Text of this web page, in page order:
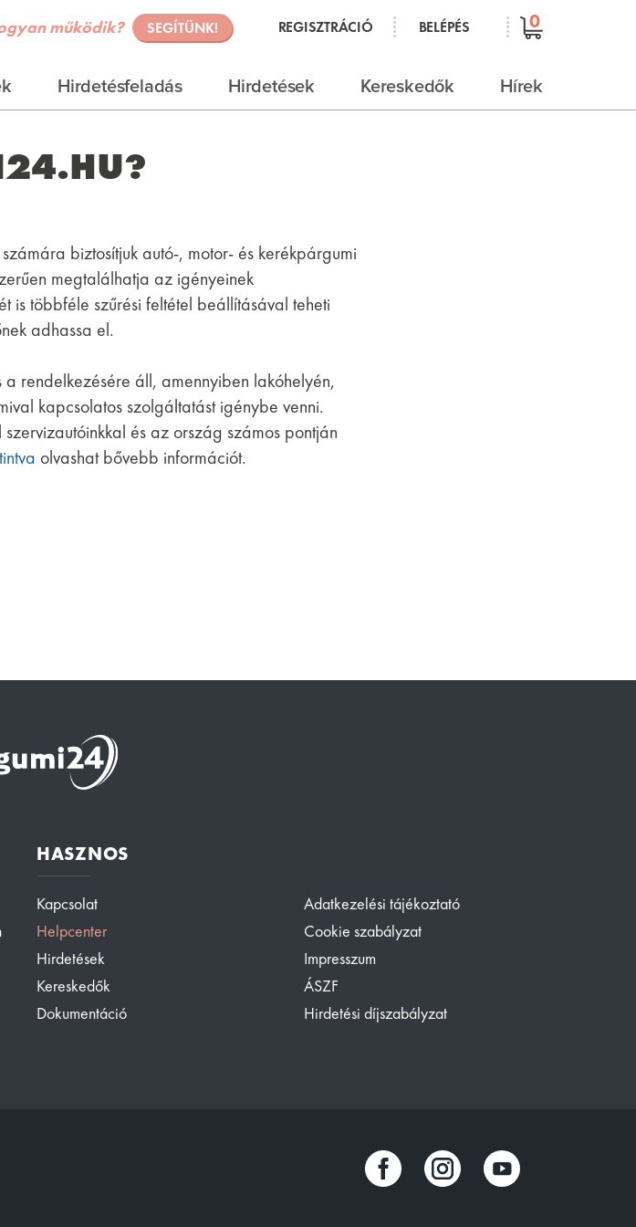
működik? SEGÍTÜNK! REGISZTRÁCIÓ BELÉPÉS 0
Hirdetésfeladás Hirdetések Kereskedők Hírek
biztosítjuk autó-, motor- és kerékpárgumi
megtalálhatja az igényeinek
is többféle szűrési feltétel beállításával teheti
adhassa el.
a rendelkezésére áll, amennyiben lakóhelyén,
kapcsolatos szolgáltatást igénybe venni.
és az ország számos pontján
olvashat bővebb információt.
HASZNOS
Kapcsolat
Helpcenter
Hirdetések
Kereskedők
Dokumentáció
Adatkezelési tájékoztató
Cookie szabályzat
Impresszum
ÁSZF
Hirdetési díjszabályzat